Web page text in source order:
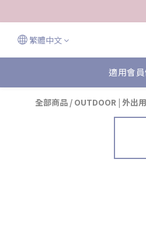
繁體中文
適用會
全部商品 / OUTDOOR | 外出